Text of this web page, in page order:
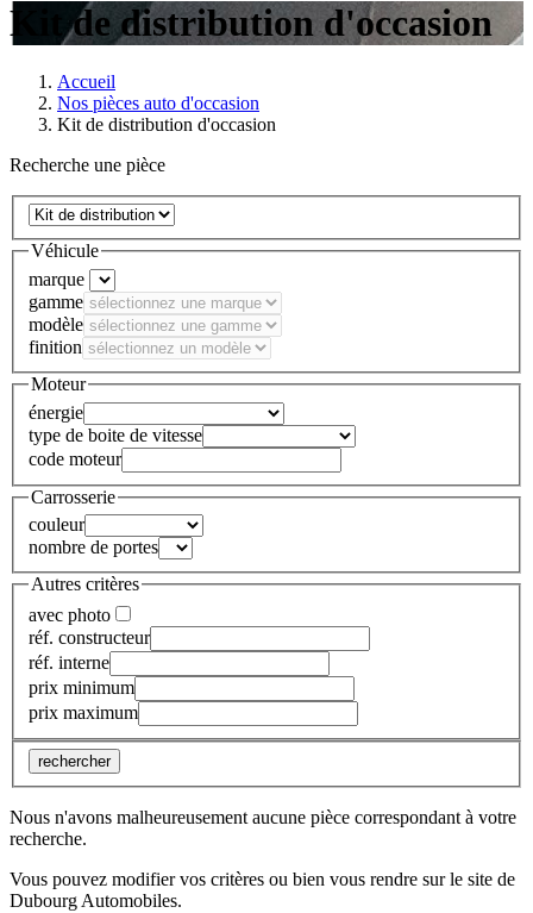
Kit de distribution d'occasion
Accueil
Nos pièces auto d'occasion
Kit de distribution d'occasion
Recherche une pièce
Véhicule
marque
gamme
modèle
finition
Moteur
énergie
type de boite de vitesse
code moteur
Carrosserie
couleur
nombre de portes
Autres critères
avec photo
réf. constructeur
réf. interne
prix minimum
prix maximum
rechercher
Nous n'avons malheureusement aucune pièce correspondant à votre
recherche.
Vous pouvez modifier vos critères ou bien vous rendre sur le site de
Dubourg Automobiles.